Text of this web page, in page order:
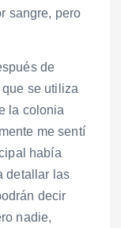
sangre, pero
de
se utiliza
la colonia
me sentí
había
detallar las
decir
nadie,